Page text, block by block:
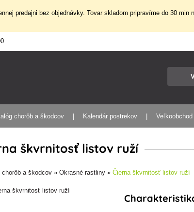
predajni bez objednávky. Tovar skladom pripravíme do 30 min
chorôb a škodcov Kalendár postrekov Veľkoobchod
škvrnitosť listov ruží
chorôb a škodcov »Okrasné rastliny »Čierna škvrnitosť listov ruží